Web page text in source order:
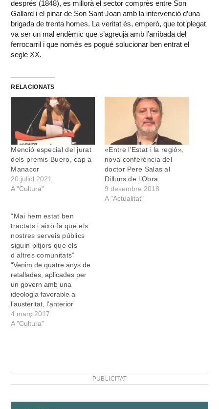
després (1848), es millorà el sector comprès entre Son
Gallard i el pinar de Son Sant Joan amb la intervenció d’una
brigada de trenta homes. La veritat és, emperò, que tot plegat
va ser un mal endèmic que s’agreujà amb l’arribada del
ferrocarril i que només es pogué solucionar ben entrat el
segle XX.
RELACIONATS
Menció especial del jurat
dels premis Buero, cap a
Manacor
20 juliol 2021
A "Cultura"
«Entre l’Estat i la regió»,
nova conferència del
doctor Pere Salas al
Dilluns de l’Obra
9 desembre 2018
A "Actualitat"
“Mai hem estat ben
tractats i això fa que els
nostres serveis públics
siguin pitjors que els
d’altres comunitats”
“Venim de quatre anys de
retallades, aplicades per
un govern amb una
ideologia favorable a
l’austeritat, l’anterior
govern va decidir tallar les
cames de l’estat del
Manacor la consellera
Cladera…
4 març 2017
A "Cultura"
PUBLICITAT